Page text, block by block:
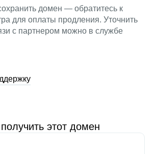
домен — обратитесь к
для оплаты продления. Уточнить
с партнером можно в службе
этот домен